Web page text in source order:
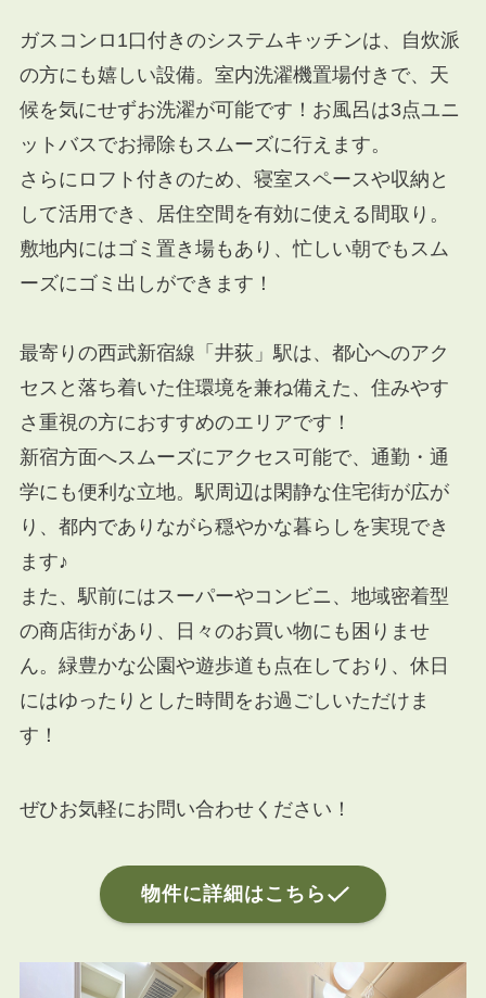
ガスコンロ1口付きのシステムキッチンは、自炊派
の方にも嬉しい設備。室内洗濯機置場付きで、天
候を気にせずお洗濯が可能です！お風呂は3点ユニ
ットバスでお掃除もスムーズに行えます。
さらにロフト付きのため、寝室スペースや収納と
して活用でき、居住空間を有効に使える間取り。
敷地内にはゴミ置き場もあり、忙しい朝でもスム
ーズにゴミ出しができます！
最寄りの西武新宿線「井荻」駅は、都心へのアク
セスと落ち着いた住環境を兼ね備えた、住みやす
さ重視の方におすすめのエリアです！
新宿方面へスムーズにアクセス可能で、通勤・通
学にも便利な立地。駅周辺は閑静な住宅街が広が
り、都内でありながら穏やかな暮らしを実現でき
ます♪
また、駅前にはスーパーやコンビニ、地域密着型
の商店街があり、日々のお買い物にも困りませ
ん。緑豊かな公園や遊歩道も点在しており、休日
にはゆったりとした時間をお過ごしいただけま
す！
ぜひお気軽にお問い合わせください！
物件に詳細はこちら